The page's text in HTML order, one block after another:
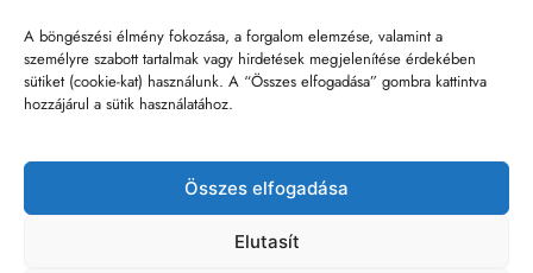
A böngészési élmény fokozása, a forgalom elemzése, valamint a
személyre szabott tartalmak vagy hirdetések megjelenítése érdekében
sütiket (cookie-kat) használunk. A “Összes elfogadása” gombra kattintva
hozzájárul a sütik használatához.
Összes elfogadása
Elutasít